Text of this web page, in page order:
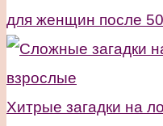
для женщин после
Хитрые загадки на